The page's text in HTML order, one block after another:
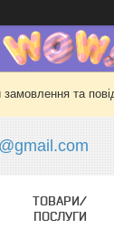
та
ТОВАРИ/
ПОСЛУГИ